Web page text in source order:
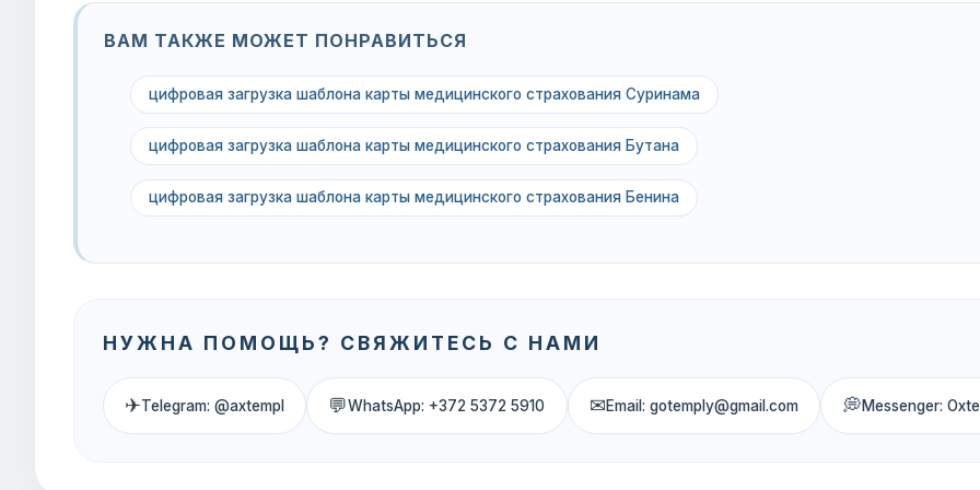
ВАМ ТАКЖЕ МОЖЕТ ПОНРАВИТЬСЯ
цифровая загрузка шаблона карты медицинского страхования Суринама
цифровая загрузка шаблона карты медицинского страхования Бутана
цифровая загрузка шаблона карты медицинского страхования Бенина
НУЖНА ПОМОЩЬ? СВЯЖИТЕСЬ С НАМИ
✈Telegram: @axtempl 💬WhatsApp: +372 5372 5910 ✉Email: gotemply@gmail.com 💭Messenger: